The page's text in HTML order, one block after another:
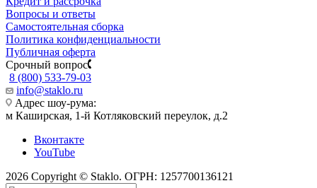
Вопросы и ответы
Самостоятельная сборка
Политика конфиденциальности
Публичная оферта
Срочный вопрос
8 (800) 533-79-03
info@staklo.ru
Адрес шоу-рума:
м Каширская, 1-й Котляковский переулок, д.2
Вконтакте
YouTube
2026 Copyright © Staklo. ОГРН: 1257700136121